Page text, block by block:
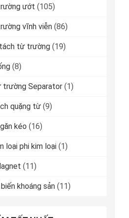
ướt (105)
vĩnh viễn (86)
từ trường (19)
(8)
trường Separator (1)
quặng từ (9)
kéo (16)
loại phi kim loại (1)
(11)
khoáng sản (11)